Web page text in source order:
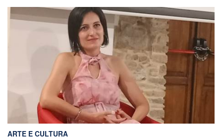
l’approvazione della legge regionale nel 2023 e che oggi
si completa con un ulteriore passaggio fondamentale:
l’approvazione del regolamento attuativo che disciplina
il riconoscimento e il funzionamento delle Palestre della
ARTE E CULTURA